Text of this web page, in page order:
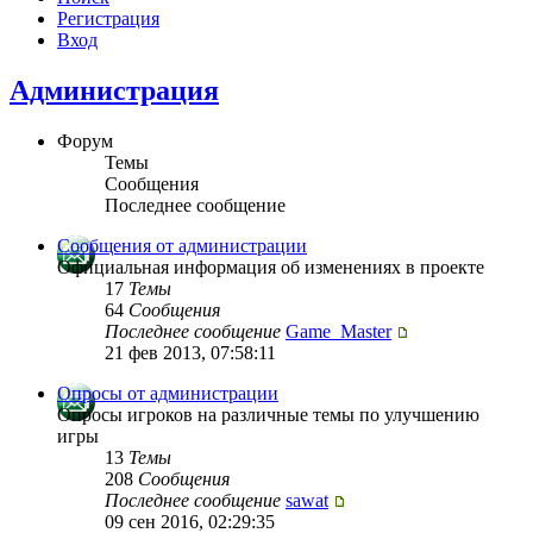
Регистрация
Вход
Администрация
Форум
Темы
Сообщения
Последнее сообщение
Сообщения от администрации
Официальная информация об изменениях в проекте
17 Темы
64 Сообщения
Последнее сообщение Game_Master
21 фев 2013, 07:58:11
Опросы от администрации
Опросы игроков на различные темы по улучшению
игры
13 Темы
208 Сообщения
Последнее сообщение sawat
09 сен 2016, 02:29:35